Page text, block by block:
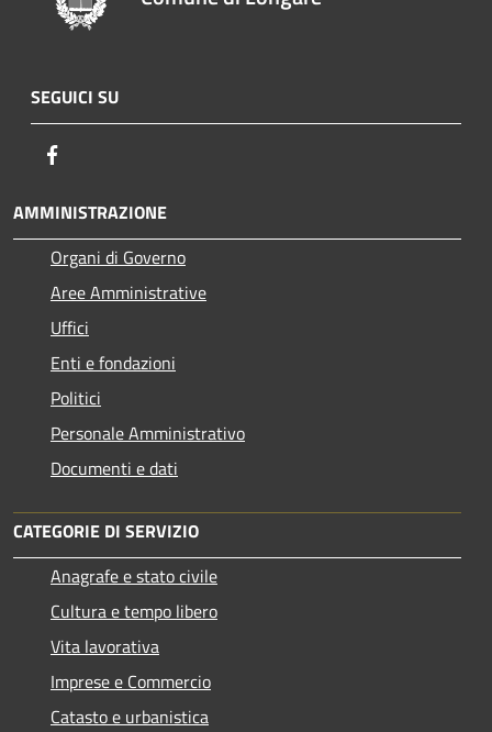
SEGUICI SU
AMMINISTRAZIONE
Organi di Governo
Aree Amministrative
Uffici
Enti e fondazioni
Politici
Personale Amministrativo
Documenti e dati
CATEGORIE DI SERVIZIO
Anagrafe e stato civile
Cultura e tempo libero
Vita lavorativa
Imprese e Commercio
Catasto e urbanistica